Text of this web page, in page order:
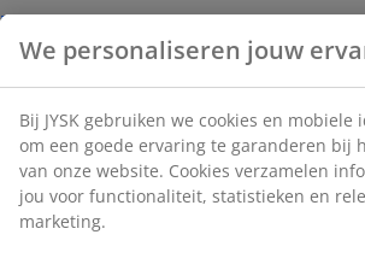
We personaliseren jouw
Bij JYSK gebruiken we cookies en mobiele
om een goede ervaring te garanderen bij
van onze website. Cookies verzamelen
jou voor functionaliteit, statistieken en
marketing.